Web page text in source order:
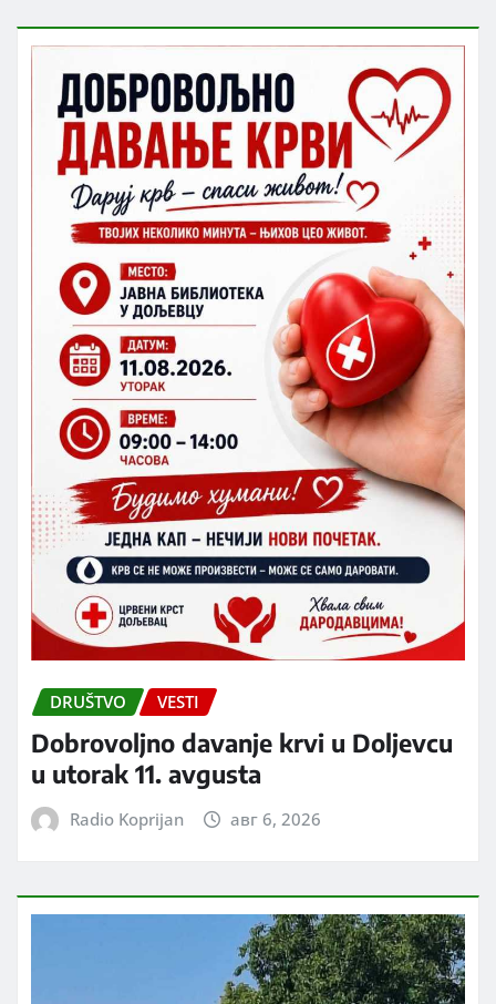
DRUŠTVO VESTI
Dobrovoljno davanje krvi u Doljevcu
u utorak 11. avgusta
Radio Koprijan авг 6, 2026